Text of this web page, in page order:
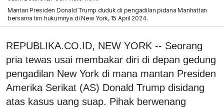
Mantan Presiden Donald Trump duduk di pengadilan pidana Manhattan
bersama tim hukumnya di New York, 15 April 2024.
REPUBLIKA.CO.ID, NEW YORK -- Seorang
pria tewas usai membakar diri di depan gedung
pengadilan New York di mana mantan Presiden
Amerika Serikat (AS) Donald Trump disidang
atas kasus uang suap. Pihak berwenang